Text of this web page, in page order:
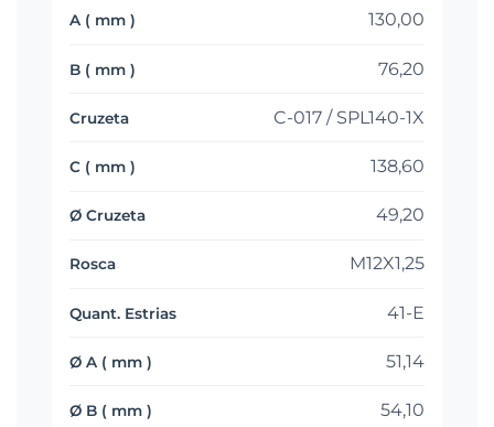
130,00
76,20
C-017 / SPL140-1X
138,60
49,20
M12X1,25
41-E
51,14
54,10